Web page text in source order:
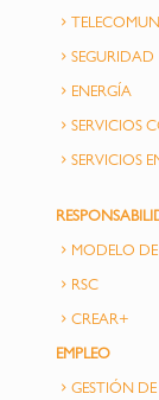
SEGURIDAD
ENERGÍA
SERVICIOS
SERVICIOS
MODELO
RSC
CREAR+
EMPLEO
GESTIÓN